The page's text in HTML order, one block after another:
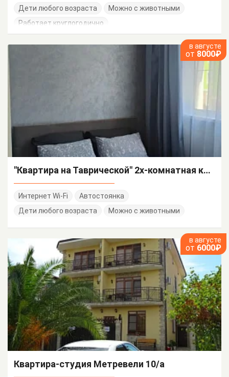
Дети любого возраста
Можно с животными
Работает круглогодично
в августе
от 8000₽
"Квартира на Таврической" 2х-комнатная квартира
Интернет Wi-Fi
Автостоянка
Дети любого возраста
Можно с животными
в августе
от 6000₽
Квартира-студия Метревели 10/а